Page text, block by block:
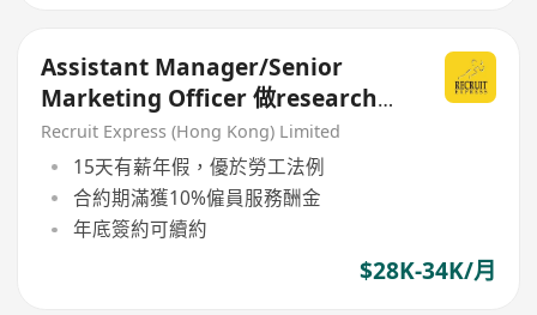
Assistant Manager/Senior
Marketing Officer 做research加
分析!
Recruit Express (Hong Kong) Limited
15天有薪年假，優於勞工法例
合約期滿獲10%僱員服務酬金
年底簽約可續約
$28K-34K/月